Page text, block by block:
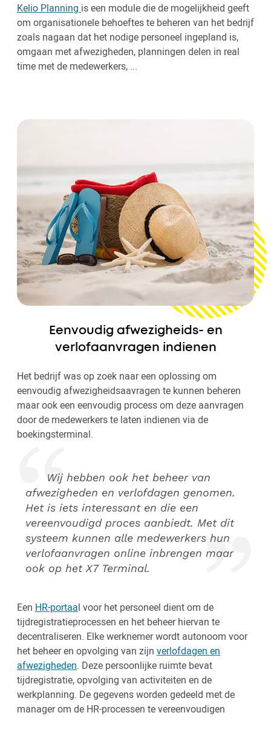
Kelio Planning is een module die de mogelijkheid geeft
om organisationele behoeftes te beheren van het bedrijf
zoals nagaan dat het nodige personeel ingepland is,
omgaan met afwezigheden, planningen delen in real
time met de medewerkers, ...
Eenvoudig afwezigheids- en
verlofaanvragen indienen
Het bedrijf was op zoek naar een oplossing om
eenvoudig afwezigheidsaavragen te kunnen beheren
maar ook een eenvoudig process om deze aanvragen
door de medewerkers te laten indienen via de
boekingsterminal.
Wij hebben ook het beheer van
afwezigheden en verlofdagen genomen.
Het is iets interessant en die een
vereenvoudigd proces aanbiedt. Met dit
systeem kunnen alle medewerkers hun
verlofaanvragen online inbrengen maar
ook op het X7 Terminal.
Een HR-portaal voor het personeel dient om de
tijdregistratieprocessen en het beheer hiervan te
decentraliseren. Elke werknemer wordt autonoom voor
het beheer en opvolging van zijn verlofdagen en
afwezigheden. Deze persoonlijke ruimte bevat
tijdregistratie, opvolging van activiteiten en de
werkplanning. De gegevens worden gedeeld met de
manager om de HR-processen te vereenvoudigen